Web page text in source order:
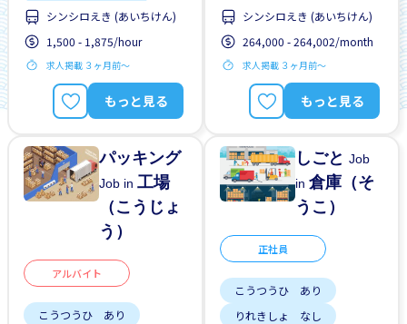
しゃいんに なれる
がいこくじんが いる
はじめて OK
土日祝 やすみ
男性かんげい
車通勤
シンシロえき (あいちけん)
1,500 - 1,875/hour
求人掲載 ３ヶ月前〜
もっと見る
土日祝 やすみ
男性かんげい
車通勤
シンシロえき (あいちけん)
264,000 - 264,002/month
求人掲載 ３ヶ月前〜
もっと見る
パッキング
Job in工場
（こうじょ
う）
アルバイト
こうつうひ あり
しごとJob
in倉庫（そ
うこ）
正社員
こうつうひ あり
りれきしょ なし